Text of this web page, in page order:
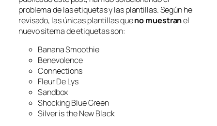
problema de las etiquetas y las plantillas. Según he
revisado, las únicas plantillas queno muestranel
nuevo sitema de etiquetas son:
Banana Smoothie
Benevolence
Connections
Fleur De Lys
Sandbox
Shocking Blue Green
Silver is the New Black